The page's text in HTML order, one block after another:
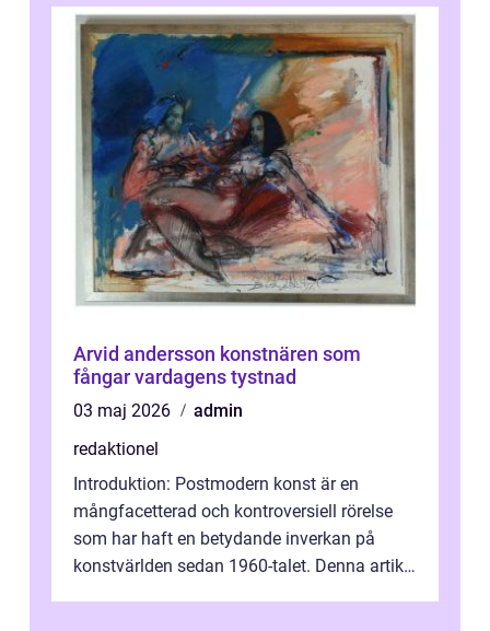
Arvid andersson konstnären som
fångar vardagens tystnad
03 maj 2026
admin
redaktionel
Introduktion: Postmodern konst är en
mångfacetterad och kontroversiell rörelse
som har haft en betydande inverkan på
konstvärlden sedan 1960-talet. Denna artikel